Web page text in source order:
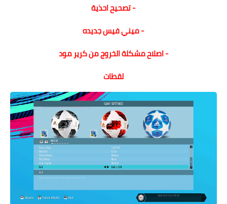
- تصحيح احذية
- ميني فيس جديده
- اصلاح مشكلة الخروج من كرير مود
لقطات